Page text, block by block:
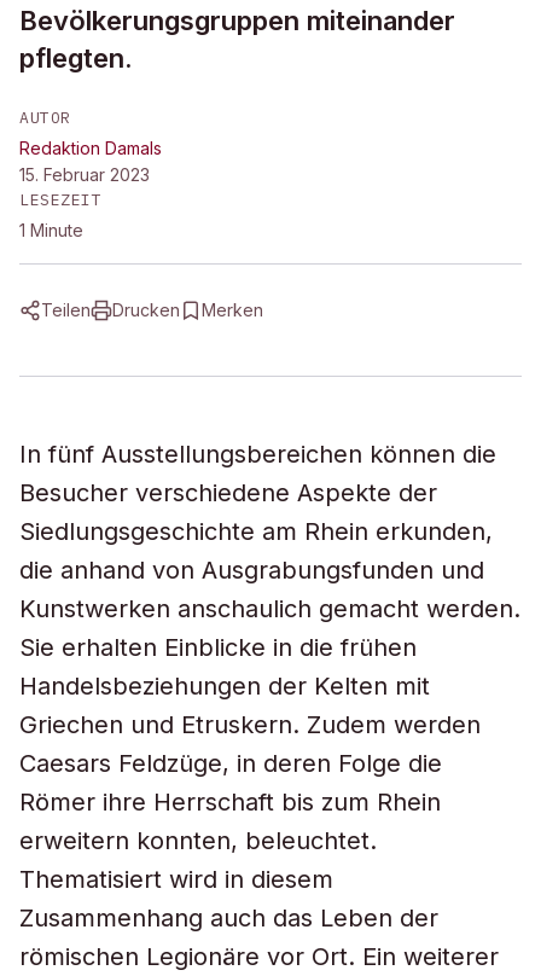
Bevölkerungsgruppen miteinander
pflegten.
AUTOR
Redaktion Damals
15. Februar 2023
LESEZEIT
1 Minute
Teilen Drucken Merken
In fünf Ausstellungsbereichen können die
Besucher verschiedene Aspekte der
Siedlungsgeschichte am Rhein erkunden,
die anhand von Ausgrabungsfunden und
Kunstwerken anschaulich gemacht werden.
Sie erhalten Einblicke in die frühen
Handelsbeziehungen der Kelten mit
Griechen und Etruskern. Zudem werden
Caesars Feldzüge, in deren Folge die
Römer ihre Herrschaft bis zum Rhein
erweitern konnten, beleuchtet.
Thematisiert wird in diesem
Zusammenhang auch das Leben der
römischen Legionäre vor Ort. Ein weiterer